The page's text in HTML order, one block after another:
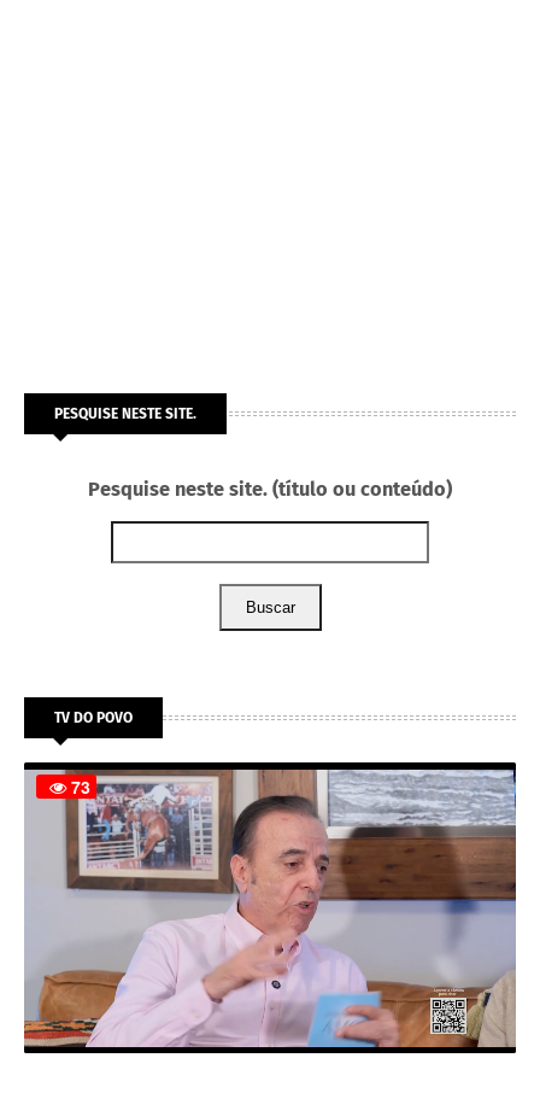
PESQUISE NESTE SITE.
Pesquise neste site. (título ou conteúdo)
Buscar
TV DO POVO